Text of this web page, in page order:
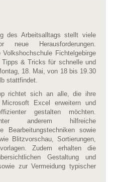
des Arbeitsalltags stellt viele
neue Herausforderungen.
Fichtelgebirge
& Tricks für schnelle und
18. Mai, von 18 bis 19.30
stattfindet.
richtet sich an alle, die ihre
Excel erweitern und
gestalten möchten.
anderem hilfreiche
Bearbeitungstechniken sowie
Blitzvorschau, Sortierungen,
Zudem erhalten die
Gestaltung und
zur Vermeidung typischer